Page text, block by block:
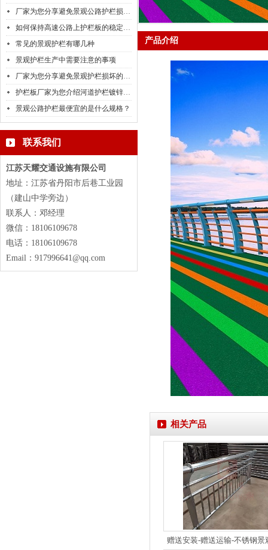
厂家为您分享避免景观公路护栏损坏的小技巧
如何保持高速公路上护栏板的稳定性呢？
常见的景观护栏有哪几种
景观护栏生产中需要注意的事项
厂家为您分享避免景观护栏损坏的小技巧
护栏板厂家为您介绍河道护栏镀锌量检测标准
景观公路护栏最便宜的是什么规格？
联系我们
江苏天耀交通设施有限公司
地址：江苏省丹阳市后巷工业园
（建山中学旁边）
联系人：邓经理
微信：18106109678
电话：18106109678
Email：917996641@qq.com
产品介绍
相关产品
赠送安装-赠送运输-不锈钢景